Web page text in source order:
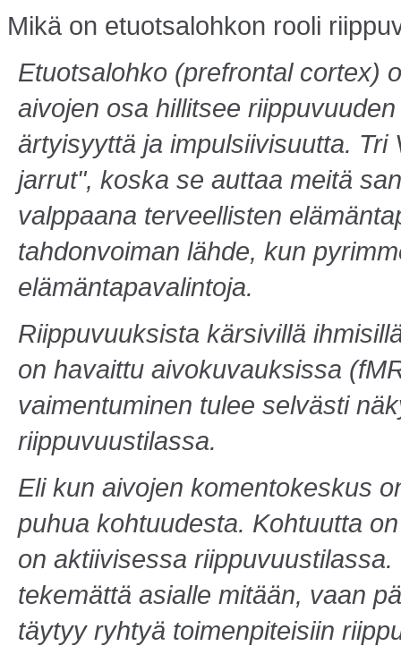
Mikä on etuotsalohkon rooli
Etuotsalohko (prefrontal cortex)
aivojen osa hillitsee
ärtyisyyttä ja impulsiivisuutta.
jarrut", koska se auttaa meitä
valppaana terveellisten
tahdonvoiman lähde, kun
elämäntapavalintoja.
Riippuvuuksista kärsivillä
on havaittu aivokuvauksissa
vaimentuminen tulee selvästi
riippuvuustilassa.
Eli kun aivojen komentokeskus
puhua kohtuudesta. Kohtuutta
on aktiivisessa
tekemättä asialle mitään, vaan
täytyy ryhtyä toimenpiteisiin